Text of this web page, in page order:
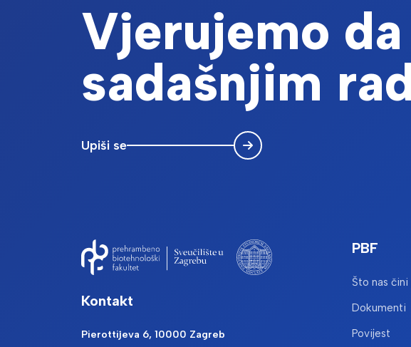
Vjerujemo
sadašnjim
Upiši se
Kontakt
Pierottijeva 6, 10000 Zagreb
PBF
Što nas
Dokumenti
Povijest